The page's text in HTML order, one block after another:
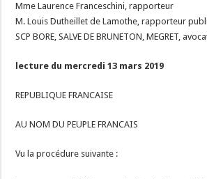
Mme Laurence Franceschini, rapporteur
M. Louis Dutheillet de Lamothe, rapporteur
SCP BORE, SALVE DE BRUNETON, MEGRET,
lecture du mercredi 13 mars 2019
REPUBLIQUE FRANCAISE
AU NOM DU PEUPLE FRANCAIS
Vu la procédure suivante :